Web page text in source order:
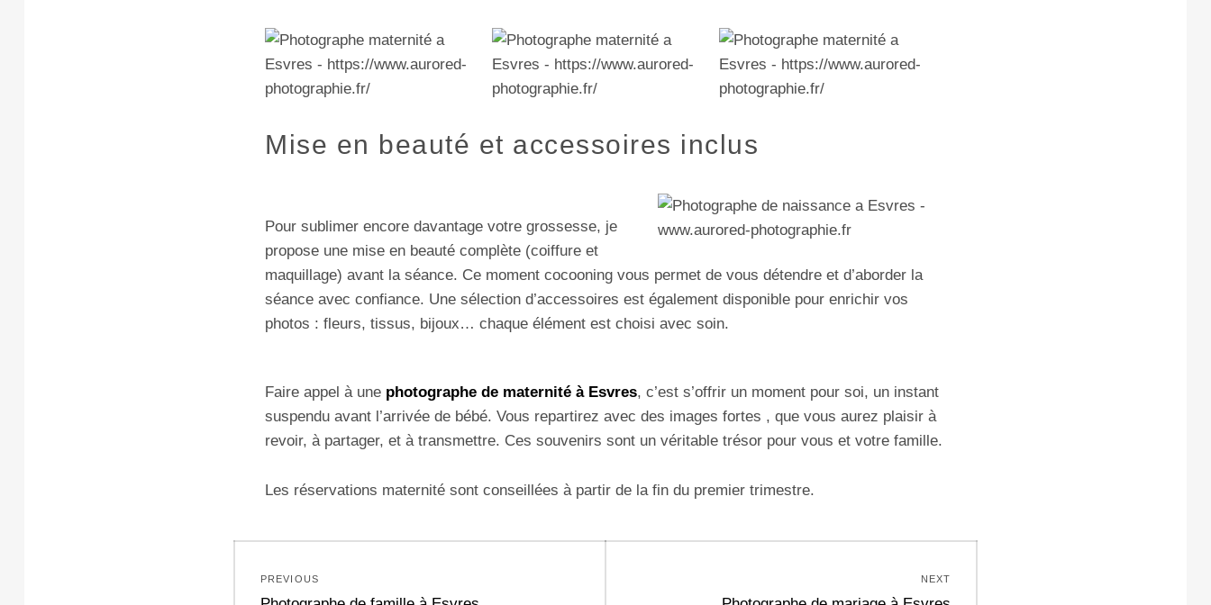
Mise en beauté et accessoires inclus
Pour sublimer encore davantage votre grossesse, je
propose une mise en beauté complète (coiffure et
maquillage) avant la séance. Ce moment cocooning vous permet de vous détendre et d’aborder la
séance avec confiance. Une sélection d’accessoires est également disponible pour enrichir vos
photos : fleurs, tissus, bijoux… chaque élément est choisi avec soin.
Faire appel à une photographe de maternité à Esvres, c’est s’offrir un moment pour soi, un instant
suspendu avant l’arrivée de bébé. Vous repartirez avec des images fortes , que vous aurez plaisir à
revoir, à partager, et à transmettre. Ces souvenirs sont un véritable trésor pour vous et votre famille.
Les réservations maternité sont conseillées à partir de la fin du premier trimestre.
PREVIOUS NEXT